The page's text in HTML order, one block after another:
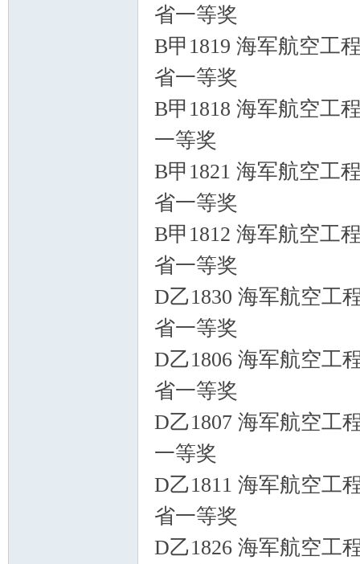
省一等奖
B甲1819 海军航空工
省一等奖
B甲1818 海军航空工
一等奖
B甲1821 海军航空工
省一等奖
B甲1812 海军航空工
省一等奖
D乙1830 海军航空工
省一等奖
D乙1806 海军航空工
省一等奖
D乙1807 海军航空工
一等奖
D乙1811 海军航空工
省一等奖
D乙1826 海军航空工